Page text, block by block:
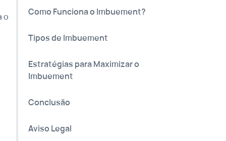
o Como Funciona o Imbuement?
Tipos de Imbuement
Estratégias para Maximizar o
Imbuement
Conclusão
Aviso Legal